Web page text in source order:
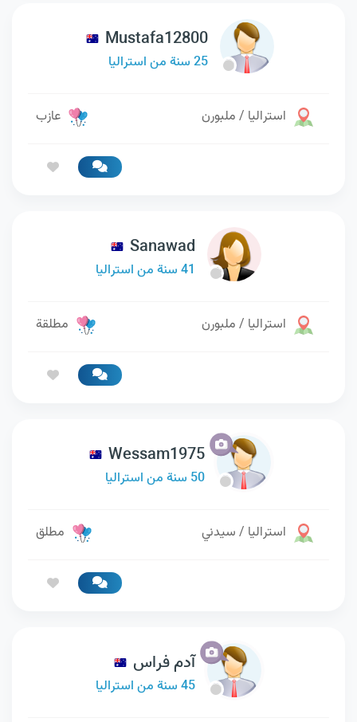
Mustafa12800
25 سنة من استراليا
استراليا / ملبورن عازب
Sanawad
41 سنة من استراليا
استراليا / ملبورن مطلقة
Wessam1975
50 سنة من استراليا
استراليا / سيدني مطلق
آدم فراس
45 سنة من استراليا